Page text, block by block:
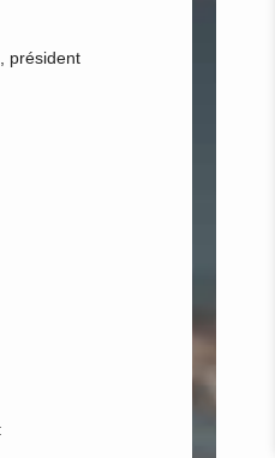
président